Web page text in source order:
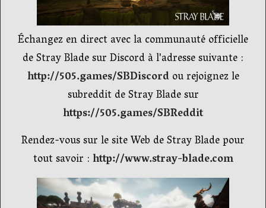
Échangez en direct avec la communauté officielle
de Stray Blade sur Discord à l'adresse suivante :
http://505.games/SBDiscordou rejoignez le
subreddit de Stray Blade sur
https://505.games/SBReddit
Rendez-vous sur le site Web de Stray Blade pour
tout savoir :http://www.stray-blade.com